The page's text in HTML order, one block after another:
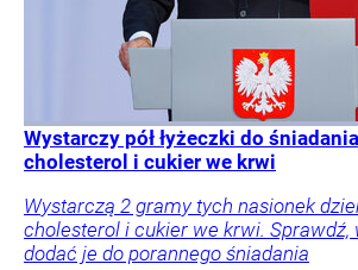
Wystarczy pół łyżeczki do
cholesterol i cukier we krwi
Wystarczą 2 gramy tych nasionek
cholesterol i cukier we krwi. Sprawdź,
dodać je do porannego śniadania